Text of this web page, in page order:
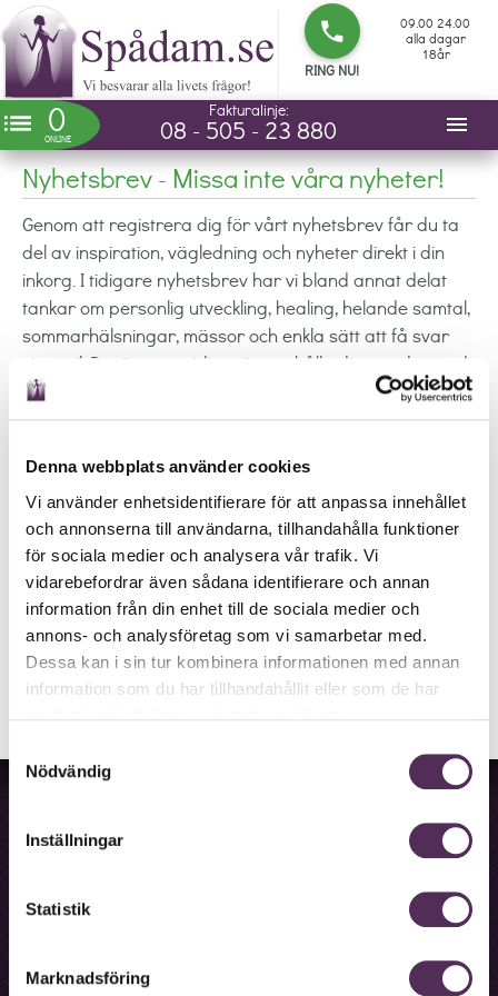
Denna webbplats använder cookies
Vi använder enhetsidentifierare för att anpassa innehållet
och annonserna till användarna, tillhandahålla funktioner
för sociala medier och analysera vår trafik. Vi
vidarebefordrar även sådana identifierare och annan
information från din enhet till de sociala medier och
annons- och analysföretag som vi samarbetar med.
Dessa kan i sin tur kombinera informationen med annan
information som du har tillhandahållit eller som de har
Nödvändig
Inställningar
Statistik
Marknadsföring
phone
RING NU!
09.00 24.00
alla dagar
18år
list 0
ONLINE
Betallinje:
0939-2990 menu
Nyhetsbrev - Missa inte våra nyheter!
Genom att registrera dig för vårt nyhetsbrev får du ta
del av inspiration, vägledning och nyheter direkt i din
inkorg. I tidigare nyhetsbrev har vi bland annat delat
tankar om personlig utveckling, healing, helande samtal,
sommarhälsningar, mässor och enkla sätt att få svar
via mail. Det är ett smidigt sätt att hålla dig uppdaterad
kring vad som händer hos Spådam.se och få innehåll
som kan ge nya perspektiv när du behöver klarhet, lugn
Nyhetsbrevet passar dig som vill få mer än bara korta
uppdateringar. Här samlar vi sådant som kan hjälpa
dig att stanna upp, reflektera och ta nästa steg framåt i
livet.
Registrera din e-post
Bokningslinje
Förskottslinje